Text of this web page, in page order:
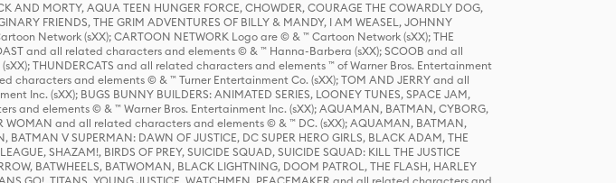
AND MORTY, AQUA TEEN HUNGER FORCE, CHOWDER, COURAGE THE COWARDLY DOG,
FRIENDS, THE GRIM ADVENTURES OF BILLY & MANDY, I AM WEASEL, JOHNNY
Network (sXX); CARTOON NETWORK Logo are © & ™ Cartoon Network (sXX); THE
and all related characters and elements © & ™ Hanna-Barbera (sXX); SCOOB and all
THUNDERCATS and all related characters and elements ™ of Warner Bros. Entertainment
characters and elements © & ™ Turner Entertainment Co. (sXX); TOM AND JERRY and all
(sXX); BUGS BUNNY BUILDERS: ANIMATED SERIES, LOONEY TUNES, SPACE JAM,
and elements © & ™ Warner Bros. Entertainment Inc. (sXX); AQUAMAN, BATMAN, CYBORG,
WOMAN and all related characters and elements © & ™ DC. (sXX); AQUAMAN, BATMAN,
V SUPERMAN: DAWN OF JUSTICE, DC SUPER HERO GIRLS, BLACK ADAM, THE
SHAZAM!, BIRDS OF PREY, SUICIDE SQUAD, SUICIDE SQUAD: KILL THE JUSTICE
BATWHEELS, BATWOMAN, BLACK LIGHTNING, DOOM PATROL, THE FLASH, HARLEY